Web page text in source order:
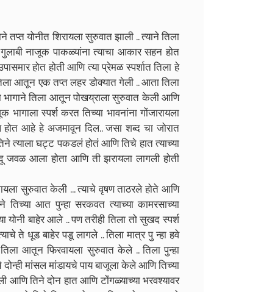
योनीत शिरायला सुरुवात झाली .. त्याने तिला
नाजूक पाकळ्यांना त्याचा आकार सहन होत
होत होती आणि त्या प्रेमळ स्पर्शात तिला हे
आतून एक तप्त लहर डोक्यात गेली .. आता तिला
भागाने तिला आतून पोखय्राला सुरुवात केली आणि
स्पर्श करत तिच्या भावनांना गोंजारायला
आहे हे अजमावून दिल.. जसा शब्द चा जोरात
त्याला घट्ट पकडलं होतं आणि तिचे हात त्याच्या
जवळ आला होता आणि ती झरायला लागली होती
सुरुवात केली ... त्याचे वृषण ताठरले होते आणि
आत पुन्हा सरकवत त्याच्या कामरसाच्या
बाहेर आले .. पण तरीही तिला तो सुखद स्पर्श
ते धूड बाहेर पडू लागले .. तिला मात्र पु न्हा हवे
आतून फिरवायला सुरुवात केले .. तिला पुन्हा
मांसल मांडायचे पाय बाजूला केले आणि तिच्या
आणि तिने दोन हात आणि टोंगळ्याच्या भरवश्यावर